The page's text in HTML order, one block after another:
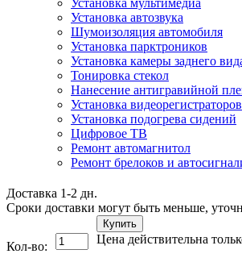
Установка мультимедиа
Установка автозвука
Шумоизоляция автомобиля
Установка парктроников
Установка камеры заднего
Тонировка стекол
Нанесение антигравийной
Установка видеорегистраторов
Установка подогрева сидений
Цифровое ТВ
Ремонт автомагнитол
Ремонт брелоков и
Доставка 1-2 дн.
Сроки доставки могут быть меньше,
Кол-во:
Купить
Цена действительна